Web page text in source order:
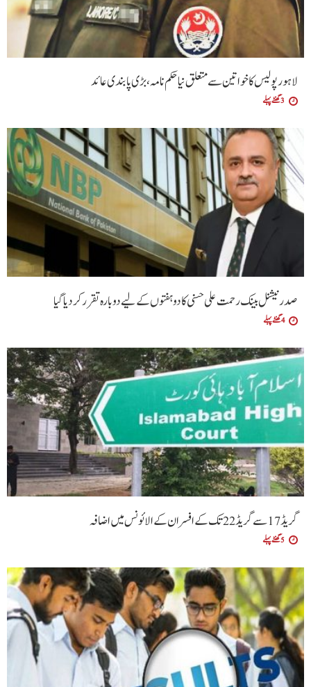
لاہور پولیس کا خواتین سے متعلق نیا حکم نامہ ،بڑی پابندی عائد
3 گھنٹے پہلے
صدر نیشنل بینک رحمت علی حسنی کا دو ہفتوں کے لیے دوبارہ تقرر کر دیا گیا
4 گھنٹے پہلے
گریڈ 17 سے گریڈ 22 تک کے افسران کے الائونس میں اضافہ
5 گھنٹے پہلے